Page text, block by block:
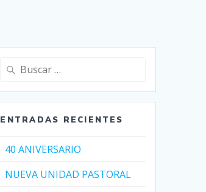
Buscar:
ENTRADAS RECIENTES
40 ANIVERSARIO
NUEVA UNIDAD PASTORAL